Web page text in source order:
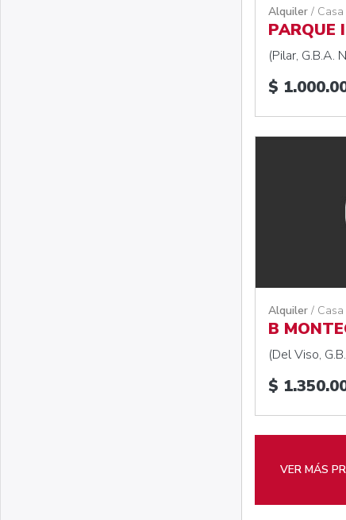
Alquiler /
PARQUE
(Pilar, G.B.A.
$
Alquiler /
B
(Del Viso,
$
VER MÁS